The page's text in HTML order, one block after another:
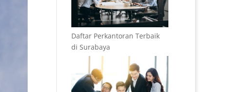
Daftar Perkantoran Terbaik
di Surabaya